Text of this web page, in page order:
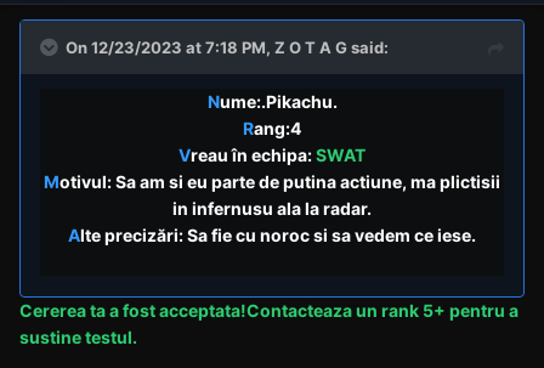
On 12/23/2023 at 7:18 PM,Z O T A Gsaid:
Nume:.Pikachu.
Rang:4
Vreau în echipa:SWAT
Motivul: Sa am si eu parte de putina actiune, ma plictisii
in infernusu ala la radar.
Alte precizări: Sa fie cu noroc si sa vedem ce iese.
Cerereata a fost acceptata!Contacteaza un rank 5+ pentru a
sustine testul.